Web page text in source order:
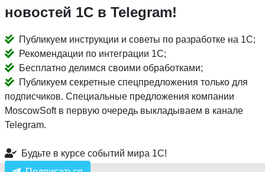
новостей 1С в Telegram!
Публикуем инструкции и советы по разработке на 1С;
Рекомендации по интеграции 1С;
Бесплатно делимся своими обработками;
Публикуем секретные спецпредложения только для
подписчиков. Специальные предложения компании
MoscowSoft в первую очередь выкладываем в канале
Telegram.
Будьте в курсе событий мира 1С!